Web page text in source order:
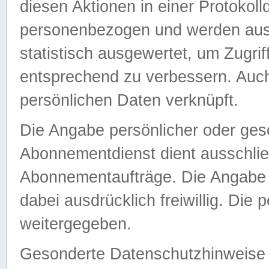
diesen Aktionen in einer
personenbezogen und werden
statistisch ausgewertet, um
entsprechend zu verbessern.
persönlichen Daten verknüpft.
Die Angabe persönlicher oder
Abonnementdienst dient
Abonnementaufträge. Die
dabei ausdrücklich freiwillig. Die
weitergegeben.
Gesonderte